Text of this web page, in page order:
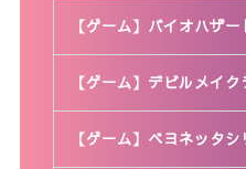
【ゲーム】バイオハザ
【ゲーム】デビルメイ
【ゲーム】ベヨネッタ